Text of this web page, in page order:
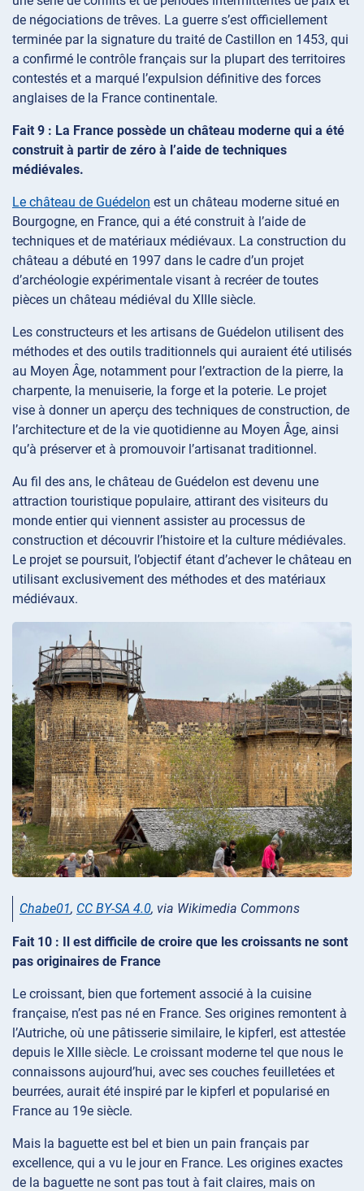
de négociations de trêves. La guerre s’est officiellement
terminée par la signature du traité de Castillon en 1453, qui
a confirmé le contrôle français sur la plupart des territoires
contestés et a marqué l’expulsion définitive des forces
anglaises de la France continentale.
Fait 9 : La France possède un château moderne qui a été
construit à partir de zéro à l’aide de techniques
médiévales.
Le château de Guédelon est un château moderne situé en
Bourgogne, en France, qui a été construit à l’aide de
techniques et de matériaux médiévaux. La construction du
château a débuté en 1997 dans le cadre d’un projet
d’archéologie expérimentale visant à recréer de toutes
pièces un château médiéval du XIIIe siècle.
Les constructeurs et les artisans de Guédelon utilisent des
méthodes et des outils traditionnels qui auraient été utilisés
au Moyen Âge, notamment pour l’extraction de la pierre, la
charpente, la menuiserie, la forge et la poterie. Le projet
vise à donner un aperçu des techniques de construction, de
l’architecture et de la vie quotidienne au Moyen Âge, ainsi
qu’à préserver et à promouvoir l’artisanat traditionnel.
Au fil des ans, le château de Guédelon est devenu une
attraction touristique populaire, attirant des visiteurs du
monde entier qui viennent assister au processus de
construction et découvrir l’histoire et la culture médiévales.
Le projet se poursuit, l’objectif étant d’achever le château en
utilisant exclusivement des méthodes et des matériaux
médiévaux.
Chabe01, CC BY-SA 4.0, via Wikimedia Commons
Fait 10 : Il est difficile de croire que les croissants ne sont
pas originaires de France
Le croissant, bien que fortement associé à la cuisine
française, n’est pas né en France. Ses origines remontent à
l’Autriche, où une pâtisserie similaire, le kipferl, est attestée
depuis le XIIIe siècle. Le croissant moderne tel que nous le
connaissons aujourd’hui, avec ses couches feuilletées et
beurrées, aurait été inspiré par le kipferl et popularisé en
France au 19e siècle.
Mais la baguette est bel et bien un pain français par
excellence, qui a vu le jour en France. Les origines exactes
de la baguette ne sont pas tout à fait claires, mais on